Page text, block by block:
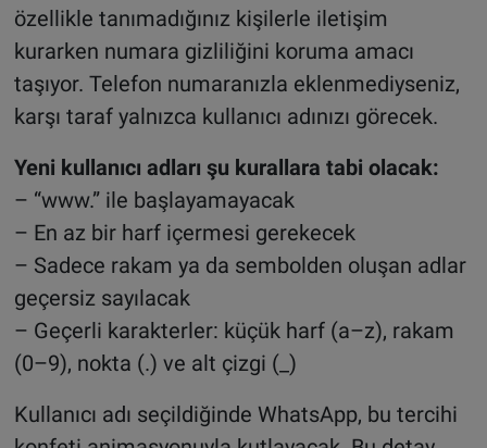
özellikle tanımadığınız kişilerle iletişim
kurarken numara gizliliğini koruma amacı
taşıyor. Telefon numaranızla eklenmediyseniz,
karşı taraf yalnızca kullanıcı adınızı görecek.
Yeni kullanıcı adları şu kurallara tabi olacak:
– “www.” ile başlayamayacak
– En az bir harf içermesi gerekecek
– Sadece rakam ya da sembolden oluşan adlar
geçersiz sayılacak
– Geçerli karakterler: küçük harf (a–z), rakam
(0–9), nokta (.) ve alt çizgi (_)
Kullanıcı adı seçildiğinde WhatsApp, bu tercihi